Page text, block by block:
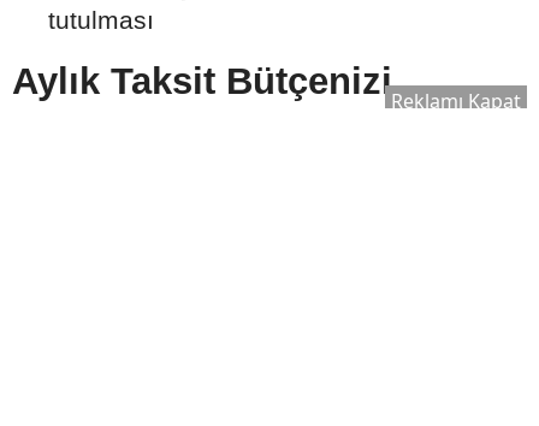
tutulması
Aylık Taksit BütçeniziReklamı Kapat